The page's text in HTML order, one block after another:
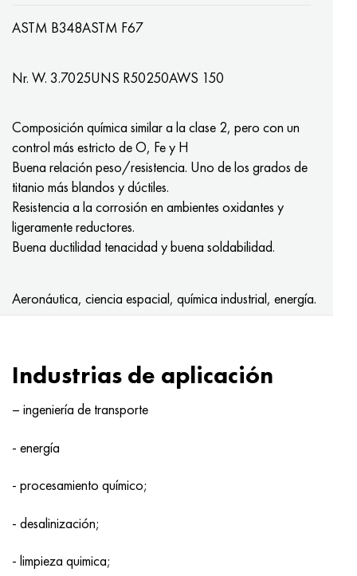
ASTM B348ASTM F67
Nr. W. 3.7025UNS R50250AWS 150
Composición química similar a la clase 2, pero con un
control más estricto de O, Fe y H
Buena relación peso/resistencia. Uno de los grados de
titanio más blandos y dúctiles.
Resistencia a la corrosión en ambientes oxidantes y
ligeramente reductores.
Buena ductilidad tenacidad y buena soldabilidad.
Aeronáutica, ciencia espacial, química industrial, energía.
Industrias de aplicación
– ingeniería de transporte
- energía
- procesamiento químico;
- desalinización;
- limpieza quimica;
Haynes 25
Haynes 188
Haynes 230
Hastelloy b2
Hastelloy b3
Hastelloy C-276
Hastelloy C2000
Hastelloy 3
Hastelloy x
udimet 500
udimet 720
Custom 450® - uns S45000
Ascoloy griego 418
Tubería resistente a la corrosión
65X13
90X18MF
95X18
40hn2ma, 34CrNiMo4, 36hnm
38hs, 37hs
38XA, 37Cr4, AISI 5135
38HN3MFA, 35nicrmov12-5
40G, 40Mn4, AISI 1035
40XFA, 1.7223, AISI 4142
45X, 45h, 1.7035
45HN2MFA, k2425, 45hnmf
A40G, 44smn28, 1.0762, 46s20